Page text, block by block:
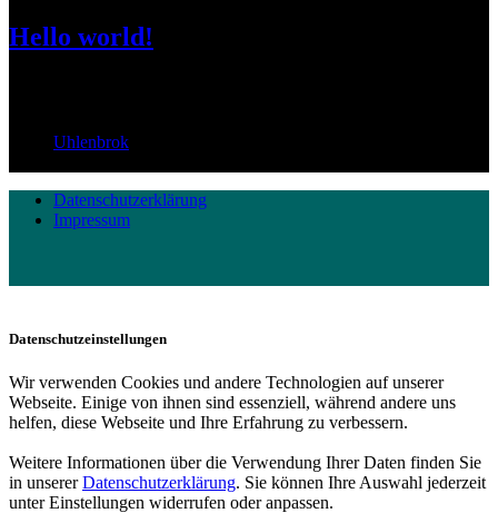
Hello world!
Uhlenbrok
Datenschutzerklärung
Impressum
Datenschutzeinstellungen
Wir verwenden Cookies und andere Technologien auf unserer
Webseite. Einige von ihnen sind essenziell, während andere uns
helfen, diese Webseite und Ihre Erfahrung zu verbessern.
Weitere Informationen über die Verwendung Ihrer Daten finden Sie
in unsererDatenschutzerklärung. Sie können Ihre Auswahl jederzeit
unter Einstellungen widerrufen oder anpassen.